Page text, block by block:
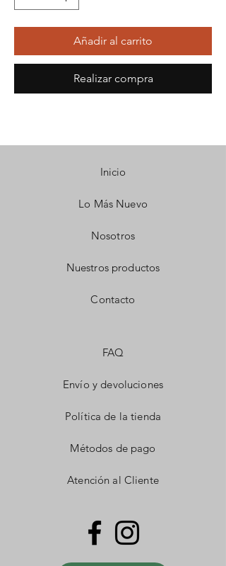
Añadir al carrito
Realizar compra
Inicio
Lo Más Nuevo
Nosotros
Nuestros productos
Contacto
FAQ
Envío y devoluciones
Política de la tienda
Métodos de pago
Atención al Cliente